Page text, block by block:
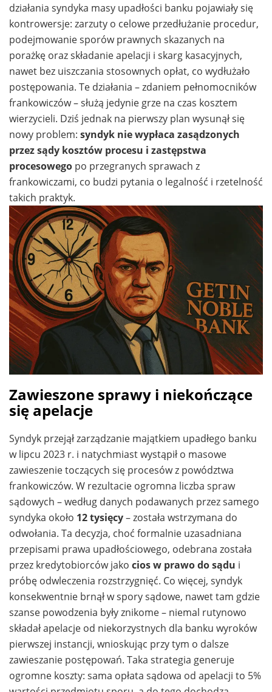
działania syndyka masy upadłości banku pojawiały się
kontrowersje: zarzuty o celowe przedłużanie procedur,
podejmowanie sporów prawnych skazanych na
porażkę oraz składanie apelacji i skarg kasacyjnych,
nawet bez uiszczania stosownych opłat, co wydłużało
postępowania. Te działania – zdaniem pełnomocników
frankowiczów – służą jedynie grze na czas kosztem
wierzycieli. Dziś jednak na pierwszy plan wysunął się
nowy problem: syndyk nie wypłaca zasądzonych
przez sądy kosztów procesu i zastępstwa
procesowego po przegranych sprawach z
frankowiczami, co budzi pytania o legalność i rzetelność
takich praktyk.
Zawieszone sprawy i niekończące
się apelacje
Syndyk przejął zarządzanie majątkiem upadłego banku
w lipcu 2023 r. i natychmiast wystąpił o masowe
zawieszenie toczących się procesów z powództwa
frankowiczów. W rezultacie ogromna liczba spraw
sądowych – według danych podawanych przez samego
syndyka około 12 tysięcy– została wstrzymana do
odwołania. Ta decyzja, choć formalnie uzasadniana
przepisami prawa upadłościowego, odebrana została
przez kredytobiorców jako cios w prawo do sądu i
próbę odwleczenia rozstrzygnięć. Co więcej, syndyk
konsekwentnie brnął w spory sądowe, nawet tam gdzie
szanse powodzenia były znikome – niemal rutynowo
składał apelacje od niekorzystnych dla banku wyroków
pierwszej instancji, wnioskując przy tym o dalsze
zawieszanie postępowań. Taka strategia generuje
ogromne koszty: sama opłata sądowa od apelacji to 5%